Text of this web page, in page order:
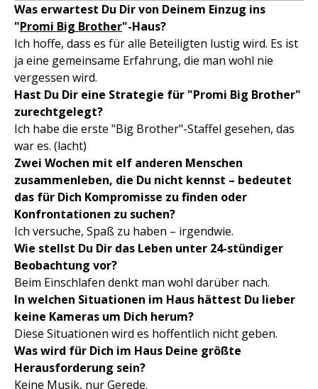
Was erwartest Du Dir von Deinem Einzug ins
"Promi Big Brother"-Haus?
Ich hoffe, dass es für alle Beteiligten lustig wird. Es ist
ja eine gemeinsame Erfahrung, die man wohl nie
vergessen wird.
Hast Du Dir eine Strategie für "Promi Big Brother"
zurechtgelegt?
Ich habe die erste "Big Brother"-Staffel gesehen, das
war es. (lacht)
Zwei Wochen mit elf anderen Menschen
zusammenleben, die Du nicht kennst – bedeutet
das für Dich Kompromisse zu finden oder
Konfrontationen zu suchen?
Ich versuche, Spaß zu haben – irgendwie.
Wie stellst Du Dir das Leben unter 24-stündiger
Beobachtung vor?
Beim Einschlafen denkt man wohl darüber nach.
In welchen Situationen im Haus hättest Du lieber
keine Kameras um Dich herum?
Diese Situationen wird es hoffentlich nicht geben.
Was wird für Dich im Haus Deine größte
Herausforderung sein?
Keine Musik, nur Gerede.